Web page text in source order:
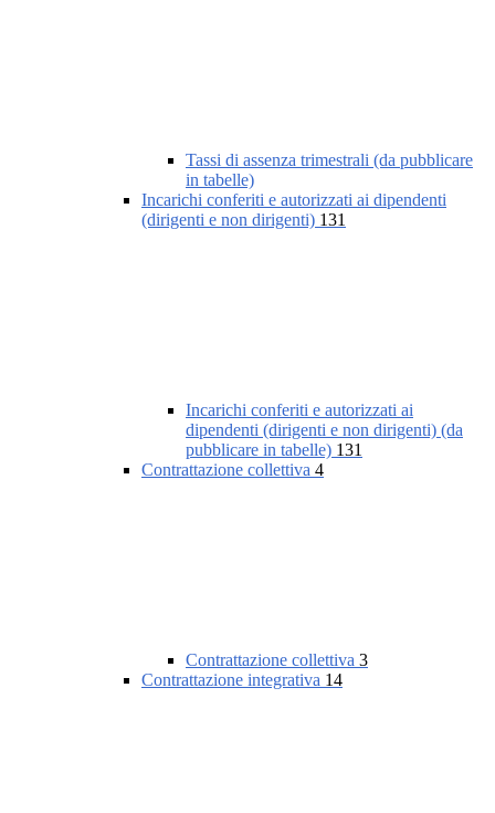
Tassi di assenza trimestrali (da pubblicare
in tabelle)
Incarichi conferiti e autorizzati ai dipendenti
(dirigenti e non dirigenti) 131
Incarichi conferiti e autorizzati ai
dipendenti (dirigenti e non dirigenti) (da
pubblicare in tabelle) 131
Contrattazione collettiva 4
Contrattazione collettiva 3
Contrattazione integrativa 14